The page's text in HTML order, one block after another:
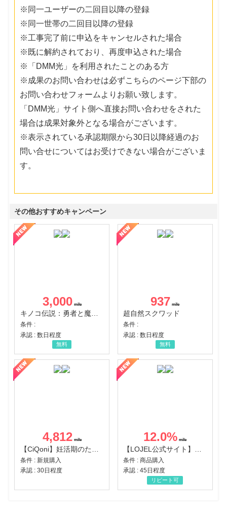
※同一ユーザーの二回目以降の登録
※同一世帯の二回目以降の登録
※工事完了前に申込をキャンセルされた場合
※既に解約されており、再度申込された場合
※「DMM光」を利用されたことのある方
※成果のお問い合わせは必ずこちらのページ下部の
お問い合わせフォームよりお願い致します。
「DMM光」サイト側へ直接お問い合わせをされた
場合は成果対象外となる場合がございます。
※表示されている承認期限から30日以降経過のお
問い合せについてはお受けできない場合がございま
す。
その他おすすめキャンペーン
3,000
キノコ伝説：勇者と魔法のランプ
条件 :
承認 : 数日程度
無料
937
超自然スクワッド
条件 :
承認 : 数日程度
無料
4,812
条件 : 新規購入
承認 : 30日程度
12.0%
条件 : 商品購入
承認 : 45日程度
リピート可